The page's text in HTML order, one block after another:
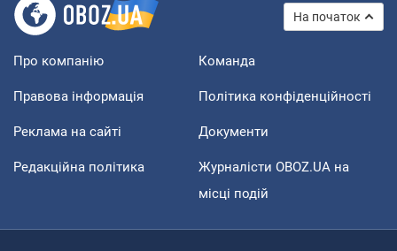
На початок
Про компанію Команда
Правова інформація Політика конфіденційності
Реклама на сайті Документи
Редакційна політика
Журналісти OBOZ.UA на
місці подій